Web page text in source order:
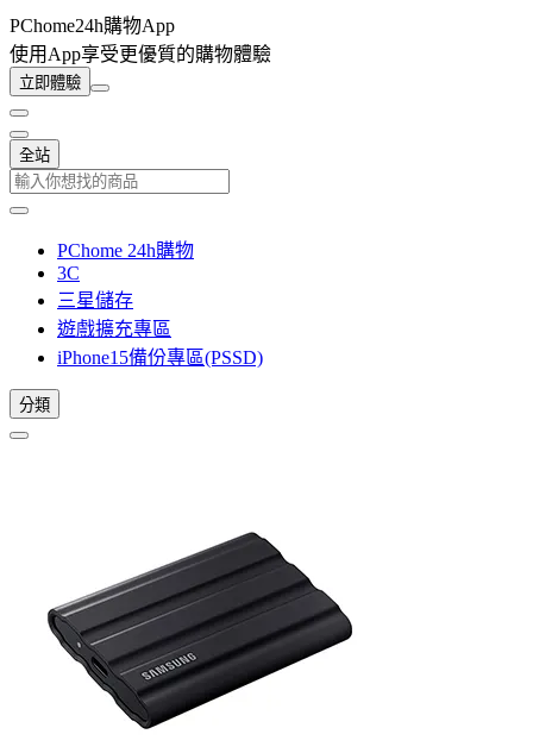
PChome24h購物App
使用App享受更優質的購物體驗
立即體驗
全站
PChome 24h購物
3C
三星儲存
遊戲擴充專區
iPhone15備份專區(PSSD)
分類